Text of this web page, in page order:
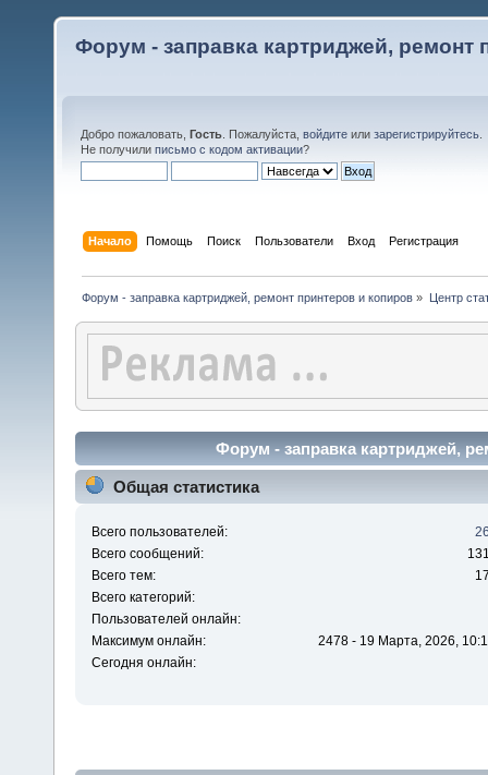
Форум - заправка картриджей, ремонт
Добро пожаловать, Гость . Пожалуйста, войдите или зарегистрируйтесь
Не получили письмо с кодом активации?
Начало Помощь Поиск Пользователи Вход Регистрация
Форум - заправка картриджей, ремонт принтеров и копиров » Центр
Форум - заправка картриджей,
Общая статистика
Всего пользователей:
Всего сообщений:
Всего тем:
Всего категорий:
Пользователей онлайн:
Максимум онлайн:
2478 - 19 Марта, 2026,
Сегодня онлайн: